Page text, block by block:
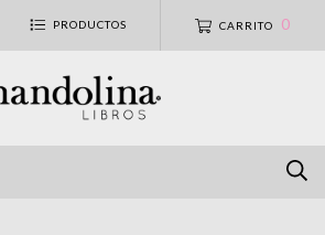
PRODUCTOS CARRITO 0